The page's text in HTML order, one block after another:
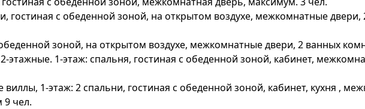
гостиная с обеденной зоной, на открытом воздухе, межкомнатные
зоной, на открытом воздухе, межкомнатные двери, 2 ванных
этажные. 1-этаж: спальня, гостиная с обеденной зоной, кабинет,
виллы, 1-этаж: 2 спальни, гостиная с обеденной зоной, кабинет, кухня ,
9 чел.